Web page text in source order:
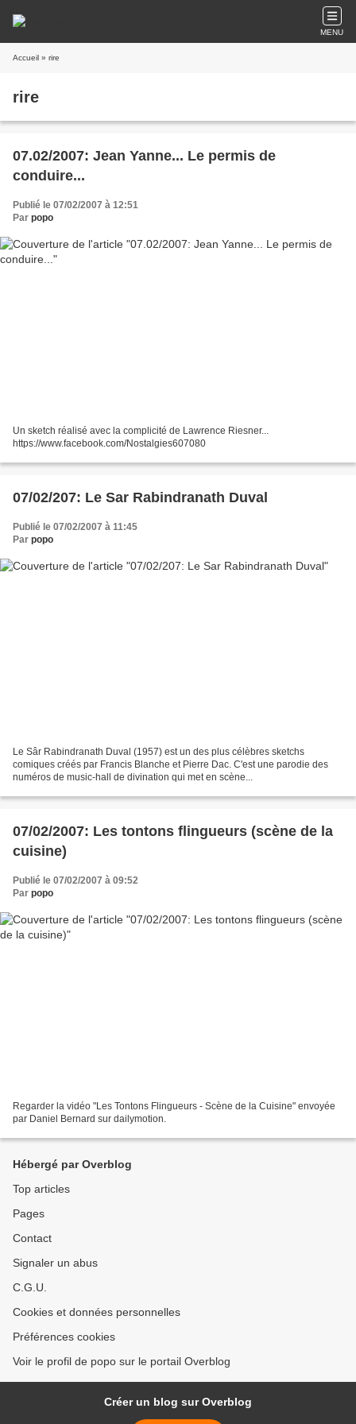
MENU
Accueil » rire
rire
07.02/2007: Jean Yanne... Le permis de
conduire...
Publié le 07/02/2007 à 12:51
Par popo
Un sketch réalisé avec la complicité de Lawrence Riesner...
https://www.facebook.com/Nostalgies607080
07/02/207: Le Sar Rabindranath Duval
Publié le 07/02/2007 à 11:45
Par popo
Le Sâr Rabindranath Duval (1957) est un des plus célèbres sketchs
comiques créés par Francis Blanche et Pierre Dac. C'est une parodie des
numéros de music-hall de divination qui met en scène...
07/02/2007: Les tontons flingueurs (scène de la
cuisine)
Publié le 07/02/2007 à 09:52
Par popo
Regarder la vidéo "Les Tontons Flingueurs - Scène de la Cuisine" envoyée
par Daniel Bernard sur dailymotion.
Hébergé par Overblog
Top articles
Pages
Contact
Signaler un abus
C.G.U.
Cookies et données personnelles
Préférences cookies
Voir le profil de popo sur le portail Overblog
Créer un blog sur Overblog